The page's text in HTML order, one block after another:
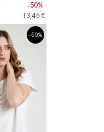
-50%
13,45 €
-50%